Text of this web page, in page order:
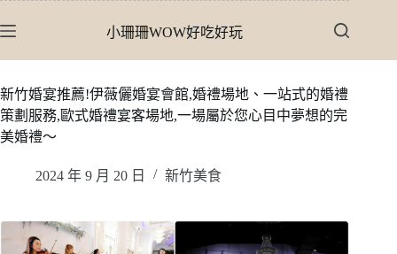
至
內
容
小珊珊WOW好吃好玩
新竹婚宴推薦!伊薇儷婚宴會館,婚禮場地、一站式的婚禮
策劃服務,歐式婚禮宴客場地,一場屬於您心目中夢想的完
美婚禮〜
2024 年 9 月 20 日 新竹美食